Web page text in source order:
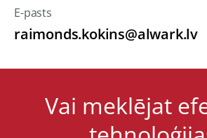
E-pasts
raimonds.kokins@alwark.lv
Vai meklējat